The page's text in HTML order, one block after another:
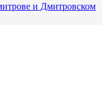
и Дмитровском